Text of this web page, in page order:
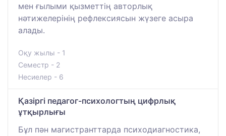
мен ғылыми қызметтің авторлық
нәтижелерінің рефлексиясын жүзеге асыра
алады.
Оқу жылы - 1
Семестр - 2
Несиелер - 6
Қазіргі педагог-психологтың цифрлық
ұтқырлығы
Бұл пән магистранттарда психодиагностика,